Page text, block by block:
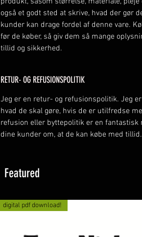
også et godt sted at skrive, hvad der gør
kunder kan drage fordel af denne vare.
før de køber, så giv dem så mange
tillid og sikkerhed.
RETUR- OG REFUSIONSPOLITIK
Jeg er en retur- og refusionspolitik. Jeg
hvad de skal gøre, hvis de er utilfredse
refusion eller byttepolitik er en fantastisk
dine kunder om, at de kan købe med tillid.
Featured
digital pdf download!